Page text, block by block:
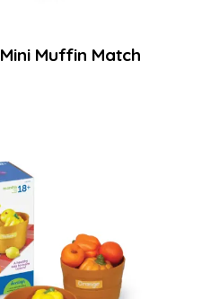
Muffin Match